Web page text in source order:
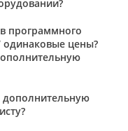
программного
одинаковые цены?
дополнительную